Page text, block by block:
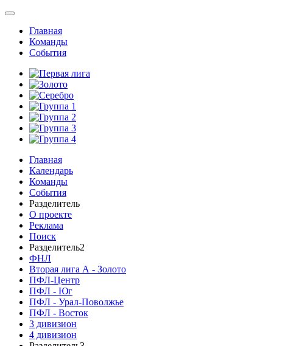
Главная
Команды
События
Главная
Календарь
Команды
События
Разделитель
О проекте
Реклама
Поиск
Разделитель2
ФНЛ
Вторая лига А - Золото
ПФЛ-Центр
ПФЛ - Юг
ПФЛ - Урал-Поволжье
ПФЛ - Восток
3 дивизион
4 дивизион